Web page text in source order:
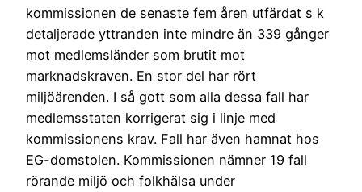
kommissionen de senaste fem åren utfärdat s k
detaljerade yttranden inte mindre än 339 gånger
mot medlemsländer som brutit mot
marknadskraven. En stor del har rört
miljöärenden. I så gott som alla dessa fall har
medlemsstaten korrigerat sig i linje med
kommissionens krav. Fall har även hamnat hos
EG-domstolen. Kommissionen nämner 19 fall
rörande miljö och folkhälsa under